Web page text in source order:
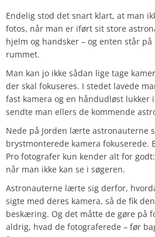
Endelig stod det snart klart, at man
fotos, når man er iført sit store
hjelm og handsker – og enten står
rummet.
Man kan jo ikke sådan lige tage
der skal fokuseres. I stedet lavede
fast kamera og en håndudløst lukker
sendte man ellers de kommende
Nede på Jorden lærte astronauterne
brystmonterede kamera fokuserede.
Pro fotografer kun kender alt for
når man ikke kan se i søgeren.
Astronauterne lærte sig derfor,
sigte med deres kamera, så de fik
beskæring. Og det måtte de gøre på
aldrig, hvad de fotograferede – før